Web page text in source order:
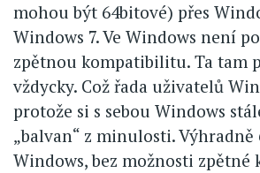
mohou být 64bitové) přes
Windows 7. Ve Windows není
zpětnou kompatibilitu. Ta tam
vždycky. Což řada uživatelů
protože si s sebou Windows
„balvan“ z minulosti. Výhradně
Windows, bez možnosti